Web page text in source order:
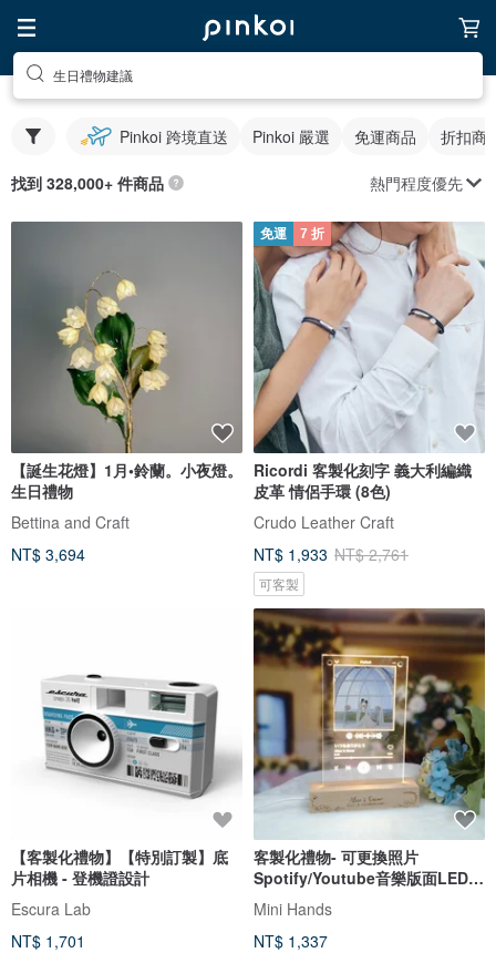
生日禮物建議
Pinkoi 跨境直送 Pinkoi 嚴選 免運商品 折扣商
找到 328,000+ 件商品 熱門程度優先
【誕生花燈】1月•鈴蘭。小夜燈。
生日禮物
Bettina and Craft
NT$ 3,694
免運 7 折
Ricordi 客製化刻字 義大利編織
皮革 情侶手環 (8色)
Crudo Leather Craft
NT$ 1,933 NT$ 2,761
可客製
【客製化禮物】【特別訂製】底
片相機 - 登機證設計
Escura Lab
NT$ 1,701
客製化禮物- 可更換照片
Spotify/Youtube音樂版面LED
發光相架
Mini Hands
NT$ 1,337